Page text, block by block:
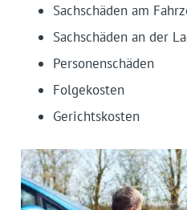
Sachschäden am
Sachschäden an der
Personenschäden
Folgekosten
Gerichtskosten